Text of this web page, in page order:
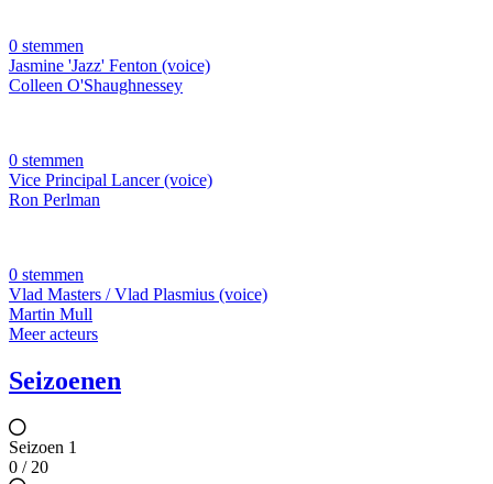
0 stemmen
Jasmine 'Jazz' Fenton (voice)
Colleen O'Shaughnessey
0 stemmen
Vice Principal Lancer (voice)
Ron Perlman
0 stemmen
Vlad Masters / Vlad Plasmius (voice)
Martin Mull
Meer acteurs
Seizoenen
Seizoen 1
0 / 20